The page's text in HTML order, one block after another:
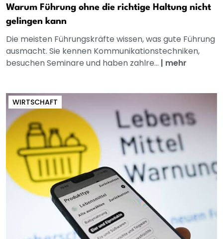
Warum Führung ohne die richtige Haltung nicht
gelingen kann
Die meisten Führungskräfte wissen, was gute Führung
ausmacht. Sie kennen Kommunikationstechniken,
besuchen Seminare und haben zahlre... | mehr
WIRTSCHAFT